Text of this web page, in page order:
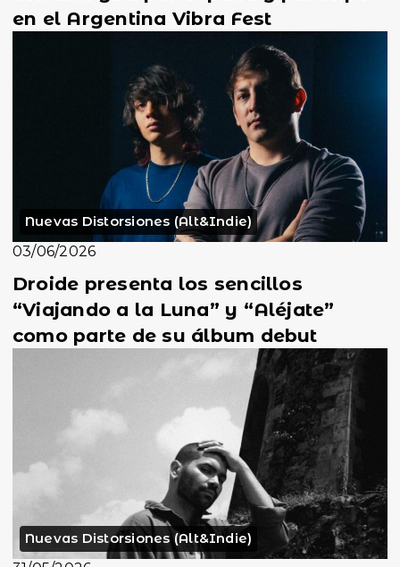
en el Argentina Vibra Fest
Nuevas Distorsiones (Alt&Indie)
03/06/2026
Droide presenta los sencillos
“Viajando a la Luna” y “Aléjate”
como parte de su álbum debut
Nuevas Distorsiones (Alt&Indie)